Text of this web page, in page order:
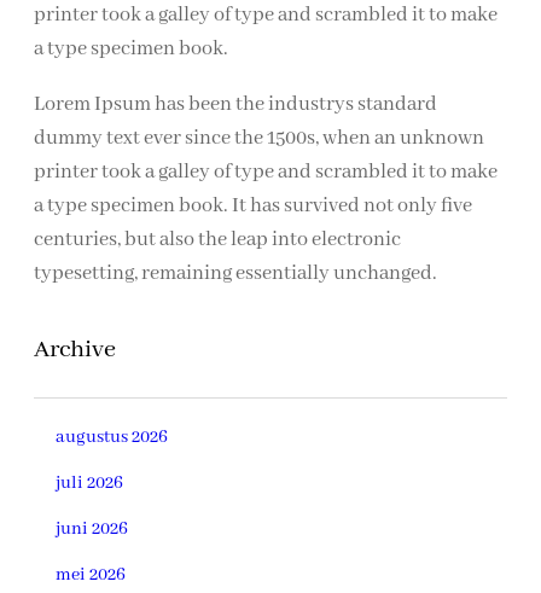
printer took a galley of type and scrambled it to make
a type specimen book.
Lorem Ipsum has been the industrys standard
dummy text ever since the 1500s, when an unknown
printer took a galley of type and scrambled it to make
a type specimen book. It has survived not only five
centuries, but also the leap into electronic
typesetting, remaining essentially unchanged.
Archive
augustus 2026
juli 2026
juni 2026
mei 2026